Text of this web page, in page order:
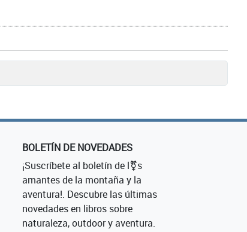
BOLETÍN DE NOVEDADES
¡Suscríbete al boletín de l⚧s
amantes de la montaña y la
aventura!. Descubre las últimas
novedades en libros sobre
naturaleza, outdoor y aventura.